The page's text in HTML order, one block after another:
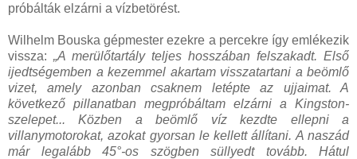
próbálták elzárni a vízbetörést.
Wilhelm Bouska gépmester ezekre a percekre így emlékezik
vissza: „A merülőtartály teljes hosszában felszakadt. Első
ijedtségemben a kezemmel akartam visszatartani a beömlő
vizet, amely azonban csaknem letépte az ujjaimat. A
következő pillanatban megpróbáltam elzárni a Kingston-
szelepet... Közben a beömlő víz kezdte ellepni a
villanymotorokat, azokat gyorsan le kellett állítani. A naszád
már legalább 45°-os szögben süllyedt tovább. Hátul